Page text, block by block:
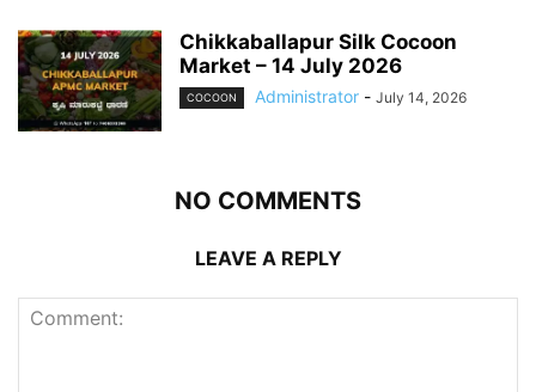
Chikkaballapur Silk Cocoon
Market – 14 July 2026
COCOON Administrator - July 14, 2026
NO COMMENTS
LEAVE A REPLY